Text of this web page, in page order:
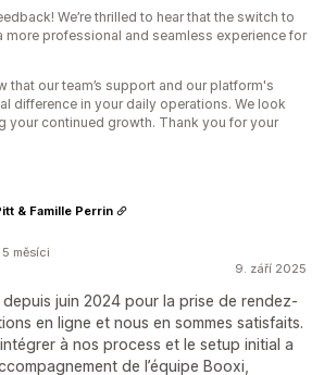
We’re thrilled to hear that the switch to
more professional and seamless experience for
that our team’s support and our platform's
difference in your daily operations. We look
your continued growth. Thank you for your
9. září 2025
juin 2024 pour la prise de rendez-
en ligne et nous en sommes satisfaits.
intégrer à nos process et le setup initial a
de l’équipe Booxi,
& Famille Perrin
měsíci